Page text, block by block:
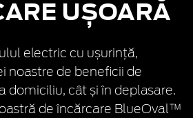
UȘOARĂ
electric cu ușurință,
noastre de beneficii de
domiciliu, cât și în deplasare.
de încărcare BlueOval™